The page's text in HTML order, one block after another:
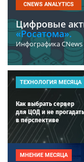
CNEWS ANALYTICS
Цифровые
«Росатома».
Инфографика CNews
ТЕХНОЛОГИЯ МЕСЯЦА
Как выбрать сервер
для ЦОД и не прогадать
в перспективе
МНЕНИЕ МЕСЯЦА